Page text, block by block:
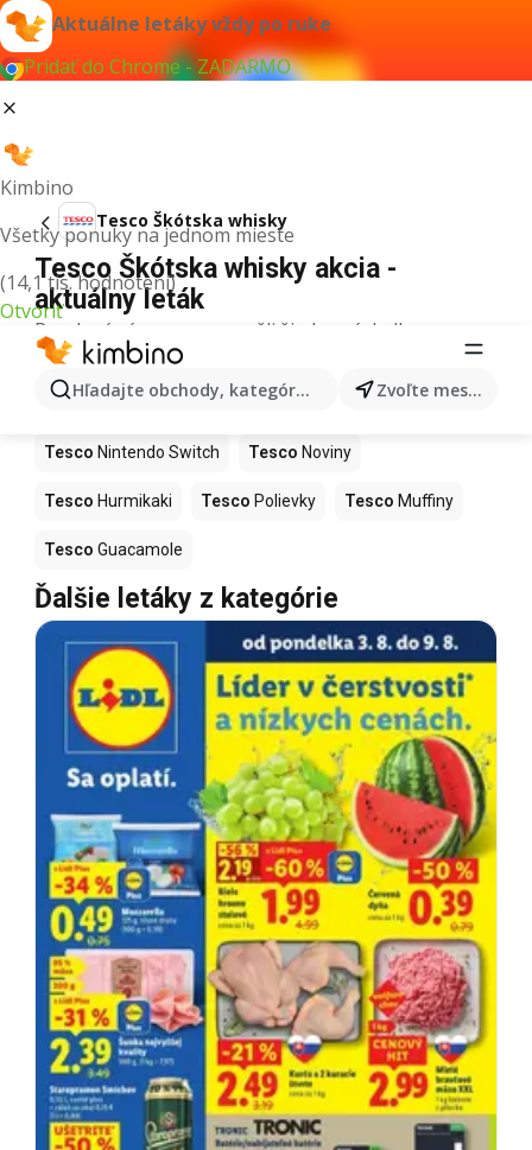
Aktuálne letáky vždy po ruke
Pridať do Chrome - ZADARMO
Kimbino
Všetky ponuky na jednom mieste
(14,1 tis. hodnotení)
Otvoriť
Hľadajte obchody, kategórie, produkty... Zvoľte mesto
Tesco Škótska whisky
Tesco Škótska whisky akcia -
aktuálny leták
Pre daný výraz sme nenašli žiadne výsledky.
Ďalšie produkty v obchodoch Tesco
Tesco Kapor Tesco Ashwagandha
Tesco Nintendo Switch Tesco Noviny
Tesco Hurmikaki Tesco Polievky Tesco Muffiny
Tesco Guacamole
Ďalšie letáky z kategórie